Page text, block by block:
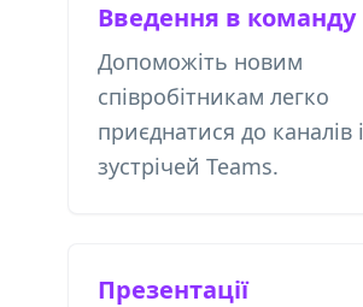
Введення в команду
Допоможіть новим
співробітникам легко
приєднатися до каналів і
зустрічей Teams.
Презентації